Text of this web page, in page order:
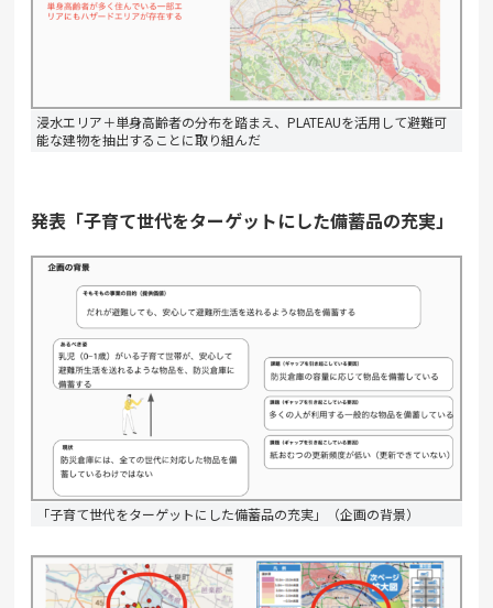
浸水エリア＋単身高齢者の分布を踏まえ、PLATEAUを活用して避難可
能な建物を抽出することに取り組んだ
発表「子育て世代をターゲットにした備蓄品の充実」
「子育て世代をターゲットにした備蓄品の充実」（企画の背景）